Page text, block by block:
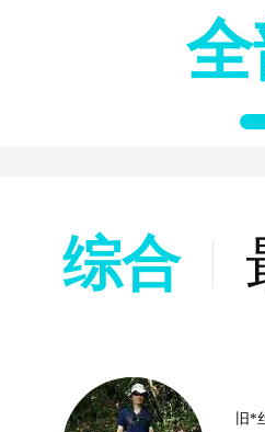
综合
旧*